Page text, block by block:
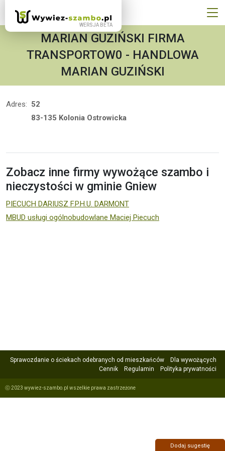
MARIAN GUZIŃSKI FIRMA
TRANSPORTOW0 - HANDLOWA
MARIAN GUZIŃSKI
Adres: 52
83-135 Kolonia Ostrowicka
Zobacz inne firmy wywożące szambo i
nieczystości w gminie Gniew
PIECUCH DARIUSZ F.P.H.U. DARMONT
MBUD usługi ogólnobudowlane Maciej Piecuch
Sprawozdanie o ściekach odebranych od mieszkańców
Dla wywożących
Cennik
Regulamin Polityka prywatności
ⓒ 2023 wywiez-szambo.pl wszelkie prawa zastrzeżone
Dodaj sugestię